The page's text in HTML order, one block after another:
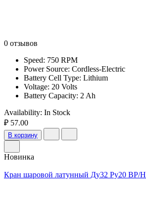
0 отзывов
Speed: 750 RPM
Power Source: Cordless-Electric
Battery Cell Type: Lithium
Voltage: 20 Volts
Battery Capacity: 2 Ah
Availability: In Stock
₽ 57.00
В корзину
Новинка
Кран шаровой латунный Ду32 Ру20 ВР/